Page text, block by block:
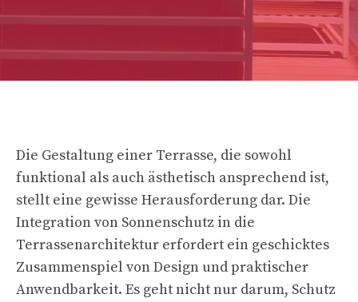
Die Gestaltung einer Terrasse, die sowohl
funktional als auch ästhetisch ansprechend ist,
stellt eine gewisse Herausforderung dar. Die
Integration von Sonnenschutz in die
Terrassenarchitektur erfordert ein geschicktes
Zusammenspiel von Design und praktischer
Anwendbarkeit. Es geht nicht nur darum, Schutz